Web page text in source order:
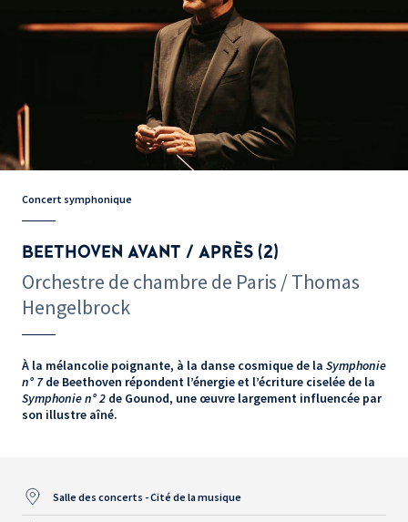
Concert symphonique
BEETHOVEN AVANT / APRÈS (2)
Orchestre de chambre de Paris / Thomas
Hengelbrock
À la mélancolie poignante, à la danse cosmique de la Symphonie
n° 7de Beethoven répondent l’énergie et l’écriture ciselée de la
Symphonie n° 2 de Gounod, une œuvre largement influencée par
son illustre aîné.
Salle des concerts - Cité de la musique